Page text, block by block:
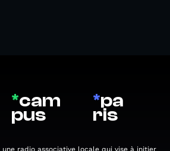
*cam
pus
*pa
ris
une radio associative locale qui vise à initier